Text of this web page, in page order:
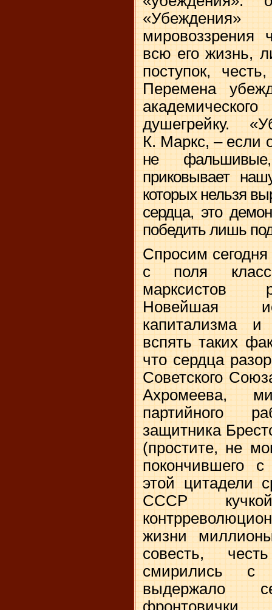
мировоззрения
всю его жизнь,
поступок,
Перемена
душегрейку.
К. Маркс, – если
не
приковывает
которых нельзя
сердца, это
победить лишь
Спросим
с поля
марксистов
Новейшая
капитализма и
вспять таких
что сердца
Советского
Ахромеева,
партийного
защитника
(простите, не
покончившего
этой цитадели
СССР
жизни
совесть,
смирились с
выдержало